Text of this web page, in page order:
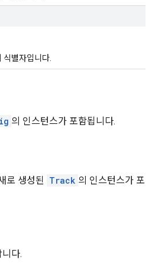
식별자입니다.
의 인스턴스가 포함됩니다.
로 생성된 Track 의 인스턴스가 포
다.